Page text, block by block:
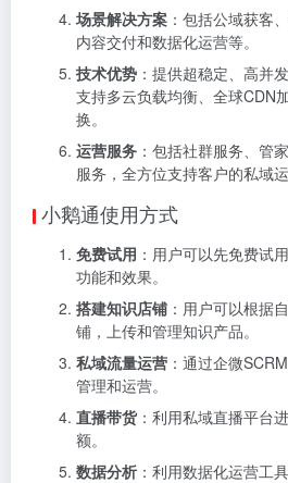
场景解决方案 ：包括公域获客
内容交付和数据化运营等。
技术优势 ：提供超稳定、高并
支持多云负载均衡、全球CDN
换。
运营服务 ：包括社群服务、管
服务，全方位支持客户的私域运
小鹅通使用方式
免费试用 ：用户可以先免费试
功能和效果。
搭建知识店铺 ：用户可以根据
铺，上传和管理知识产品。
私域流量运营 ：通过企微
管理和运营。
直播带货：利用私域直播平台
额。
数据分析 ：利用数据化运营工